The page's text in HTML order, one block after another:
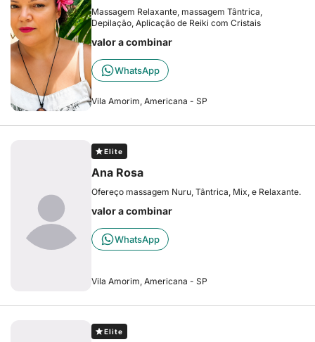
Massagem Relaxante, massagem Tântrica,
Depilação, Aplicação de Reiki com Cristais
valor a combinar
WhatsApp
Vila Amorim, Americana - SP
Elite
Ana Rosa
Ofereço massagem Nuru, Tântrica, Mix, e Relaxante.
valor a combinar
WhatsApp
Vila Amorim, Americana - SP
Elite